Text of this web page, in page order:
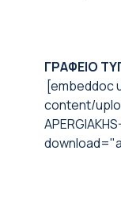
ΓΡΑΦΕΙΟ
content/